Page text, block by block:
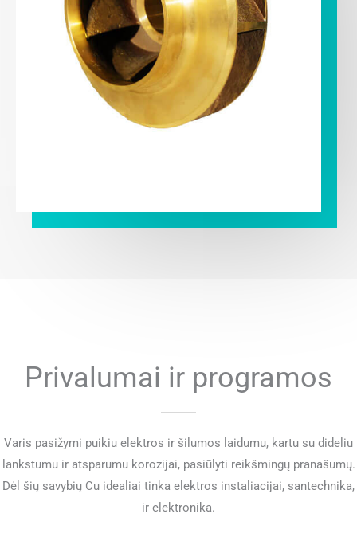
Privalumai ir programos
Varis pasižymi puikiu elektros ir šilumos laidumu, kartu su dideliu
lankstumu ir atsparumu korozijai, pasiūlyti reikšmingų pranašumų.
Dėl šių savybių Cu idealiai tinka elektros instaliacijai, santechnika,
ir elektronika.